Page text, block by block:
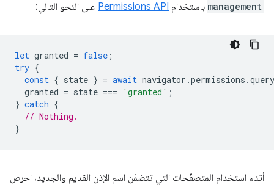
management باستخدام Permissions API على النحو التالي:
let granted = false ;
try {
const { state } = await navigator .permissions .query
granted = state === 'granted' ;
} catch {
// Nothing.
}
أثناء استخدام المتصفّحات التي تتضمّن اسم الإذن القديم والجديد، احرص